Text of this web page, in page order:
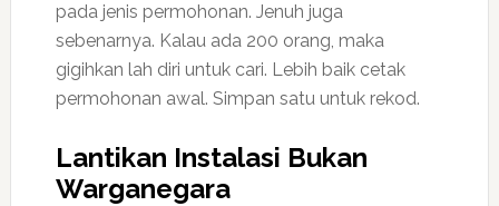
pada jenis permohonan. Jenuh juga
sebenarnya. Kalau ada 200 orang, maka
gigihkan lah diri untuk cari. Lebih baik cetak
permohonan awal. Simpan satu untuk rekod.
Lantikan Instalasi Bukan
Warganegara